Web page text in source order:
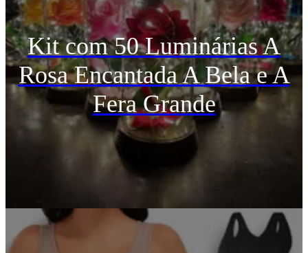
Kit com 50 Luminárias A
Rosa Encantada A Bela e A
Fera Grande